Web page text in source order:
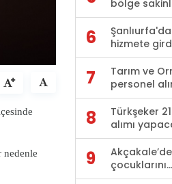
nedenle
bölge
6
hizmete
7
Tarım ve
personel
8
Türkşeker
alımı
9
çocuklarını...